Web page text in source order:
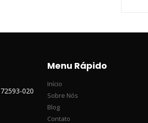
020
Menu Rápido
Início
Sobre Nós
Blog
Contato